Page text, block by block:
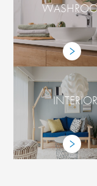
INTERIOR